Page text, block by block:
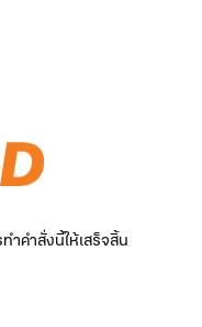
คำสั่งนี้ให้เสร็จสิ้น